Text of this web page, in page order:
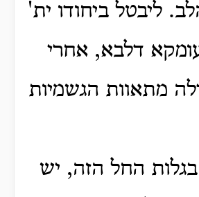
ליבטל ביחודו ית'
דלבא, אחרי
מתאוות הגשמיות
החל הזה, יש